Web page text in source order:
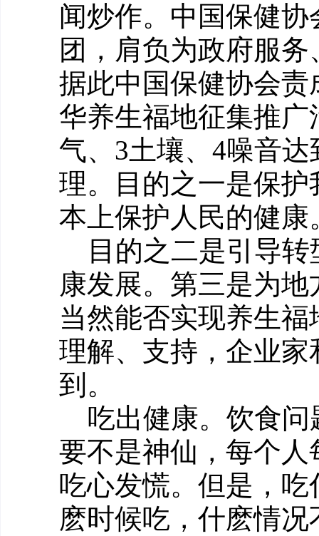
闻炒作。中国保健
团，肩负为政府服
据此中国保健协会
华养生福地征集推
气、3土壤、4噪音
理。目的之一是保
本上保护人民的健康
目的之二是引导转
康发展。第三是为
当然能否实现养生
理解、支持，企业
到。
吃出健康。饮食问
要不是神仙，每个
吃心发慌。但是，
麽时候吃，什麽情